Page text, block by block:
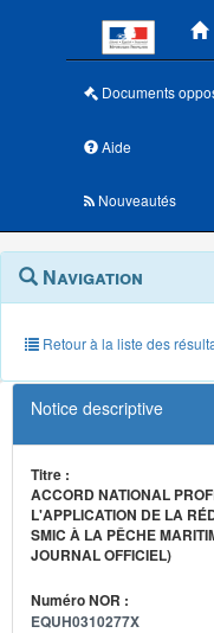
Documents
Aide
Nouveautés
Navigation
outils
annexes
Menu
contextuel
Navigation
Retour à la liste des
Notice descriptive
Titre :
ACCORD NATIONAL
L'APPLICATION DE LA
SMIC À LA PÊCHE
JOURNAL OFFICIEL)
Numéro NOR :
EQUH0310277X